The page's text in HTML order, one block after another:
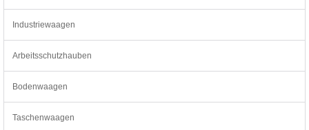
Industriewaagen
Arbeitsschutzhauben
Bodenwaagen
Taschenwaagen